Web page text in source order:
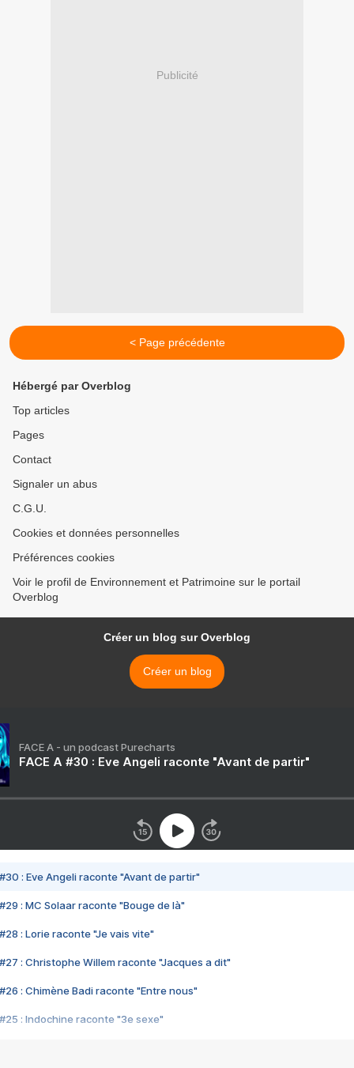
Publicité
< Page précédente
Hébergé par Overblog
Top articles
Pages
Contact
Signaler un abus
C.G.U.
Cookies et données personnelles
Préférences cookies
Voir le profil de Environnement et Patrimoine sur le portail
Overblog
Créer un blog sur Overblog
Créer un blog
FACE A - un podcast Purecharts
FACE A #30 : Eve Angeli raconte "Avant de partir"
#30 : Eve Angeli raconte "Avant de partir"
#29 : MC Solaar raconte "Bouge de là"
#28 : Lorie raconte "Je vais vite"
#27 : Christophe Willem raconte "Jacques a dit"
#26 : Chimène Badi raconte "Entre nous"
#25 : Indochine raconte "3e sexe"